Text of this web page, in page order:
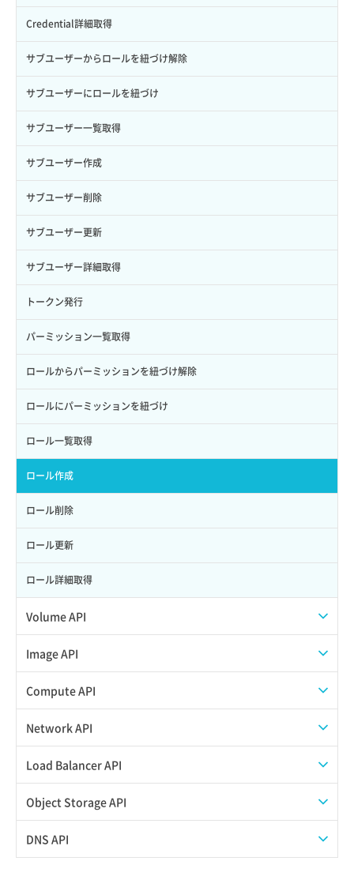
Credential詳細取得
サブユーザーからロールを紐づけ解除
サブユーザーにロールを紐づけ
サブユーザー一覧取得
サブユーザー作成
サブユーザー削除
サブユーザー更新
サブユーザー詳細取得
トークン発行
パーミッション一覧取得
ロールからパーミッションを紐づけ解除
ロールにパーミッションを紐づけ
ロール一覧取得
ロール作成
ロール削除
ロール更新
ロール詳細取得
Volume API
スナップショット一覧取得
スナップショット作成
スナップショット削除
スナップショット詳細取得（アイテム指定）
バックアップリストア
Image API
ISOイメージアップロード
ISOイメージ作成
イメージ一覧取得
イメージ保存容量変更
Compute API
ISOイメージ挿入/排出
SSHキーペア一覧取得
SSHキーペア作成
Network API
QoSポリシー一覧取得
QoSポリシー詳細取得
サブネット一覧取得
Load Balancer API
プール一覧取得
プール作成
Object Storage API
Web公開
DNS API